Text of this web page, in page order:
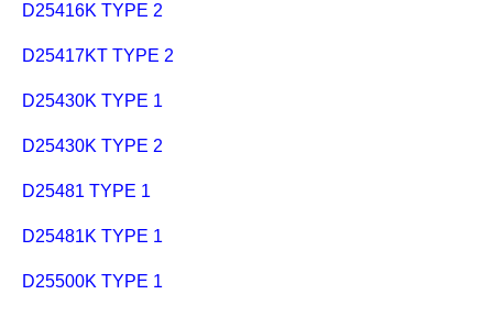
D25416K TYPE 2
D25417KT TYPE 2
D25430K TYPE 1
D25430K TYPE 2
D25481 TYPE 1
D25481K TYPE 1
D25500K TYPE 1